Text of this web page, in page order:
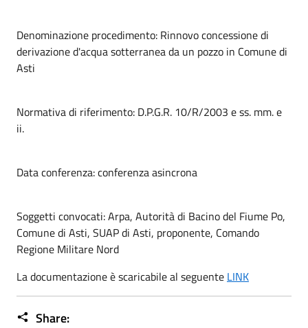
Denominazione procedimento: Rinnovo concessione di
derivazione d'acqua sotterranea da un pozzo in Comune di
Asti
Normativa di riferimento: D.P.G.R. 10/R/2003 e ss. mm. e
ii.
Data conferenza: conferenza asincrona
Soggetti convocati: Arpa, Autorità di Bacino del Fiume Po,
Comune di Asti, SUAP di Asti, proponente, Comando
Regione Militare Nord
La documentazione è scaricabile al seguente LINK
Share: